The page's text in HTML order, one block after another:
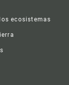
ecosistemas